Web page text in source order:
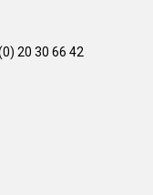
20 30 66 42